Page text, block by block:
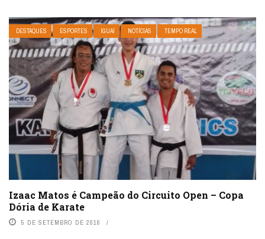
DESTAQUES ESPORTES IGUAÍ NOTÍCIAS TEMPO REAL
Izaac Matos é Campeão do Circuito Open – Copa
Dória de Karate
5 DE SETEMBRO DE 2016